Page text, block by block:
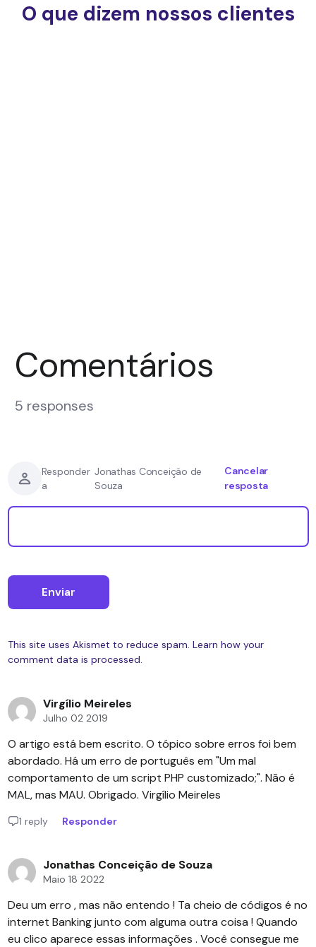
O que dizem nossos clientes
Comentários
5 responses
Responder
a
Jonathas Conceição de
Souza
Cancelar
resposta
This site uses Akismet to reduce spam. Learn how your
comment data is processed.
Virgílio Meireles
Julho 02 2019
O artigo está bem escrito. O tópico sobre erros foi bem
abordado. Há um erro de português em "Um mal
comportamento de um script PHP customizado;". Não é
MAL, mas MAU. Obrigado. Virgílio Meireles
1 reply Responder
Jonathas Conceição de Souza
Maio 18 2022
Deu um erro , mas não entendo ! Ta cheio de códigos é no
internet Banking junto com alguma outra coisa ! Quando
eu clico aparece essas informações . Você consegue me